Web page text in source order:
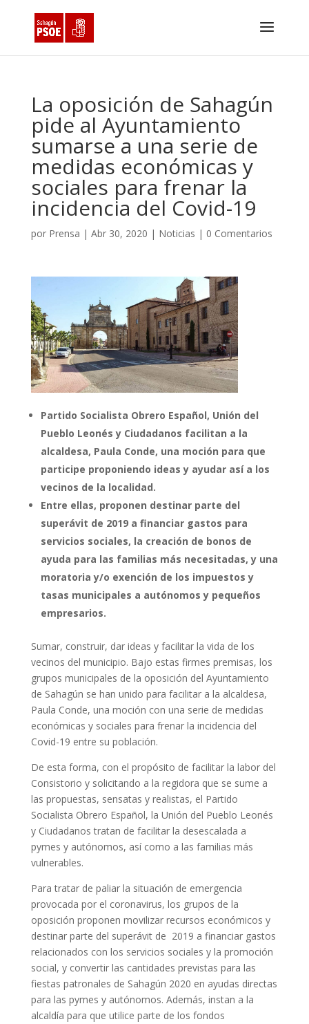
La oposición de Sahagún
pide al Ayuntamiento
sumarse a una serie de
medidas económicas y
sociales para frenar la
incidencia del Covid-19
por Prensa | Abr 30, 2020 | Noticias | 0 Comentarios
Partido Socialista Obrero Español, Unión del
Pueblo Leonés y Ciudadanos facilitan a la
alcaldesa, Paula Conde, una moción para que
participe proponiendo ideas y ayudar así a los
vecinos de la localidad.
Entre ellas, proponen destinar parte del
superávit de 2019 a financiar gastos para
servicios sociales, la creación de bonos de
ayuda para las familias más necesitadas, y una
moratoria y/o exención de los impuestos y
tasas municipales a autónomos y pequeños
empresarios.
Sumar, construir, dar ideas y facilitar la vida de los
vecinos del municipio. Bajo estas firmes premisas, los
grupos municipales de la oposición del Ayuntamiento
de Sahagún se han unido para facilitar a la alcaldesa,
Paula Conde, una moción con una serie de medidas
económicas y sociales para frenar la incidencia del
Covid-19 entre su población.
De esta forma, con el propósito de facilitar la labor del
Consistorio y solicitando a la regidora que se sume a
las propuestas, sensatas y realistas, el Partido
Socialista Obrero Español, la Unión del Pueblo Leonés
y Ciudadanos tratan de facilitar la desescalada a
pymes y autónomos, así como a las familias más
vulnerables.
Para tratar de paliar la situación de emergencia
provocada por el coronavirus, los grupos de la
oposición proponen movilizar recursos económicos y
destinar parte del superávit de 2019 a financiar gastos
relacionados con los servicios sociales y la promoción
social, y convertir las cantidades previstas para las
fiestas patronales de Sahagún 2020 en ayudas directas
para las pymes y autónomos. Además, instan a la
alcaldía para que utilice parte de los fondos